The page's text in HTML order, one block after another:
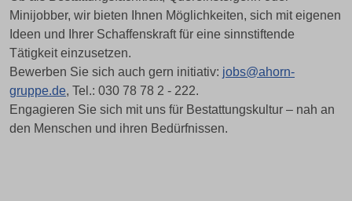
Minijobber, wir bieten Ihnen Möglichkeiten, sich mit eigenen
Ideen und Ihrer Schaffenskraft für eine sinnstiftende
Tätigkeit einzusetzen.
Bewerben Sie sich auch gern initiativ: jobs@ahorn-
gruppe.de, Tel.: 030 78 78 2 - 222.
Engagieren Sie sich mit uns für Bestattungskultur – nah an
den Menschen und ihren Bedürfnissen.